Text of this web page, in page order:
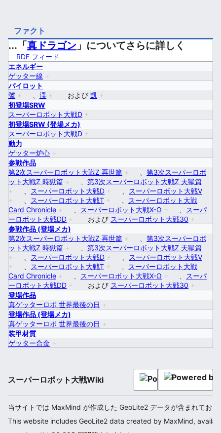
ファクト
...「真ドラゴン 」についてさらに詳しく
RDF フィード
エネルギー
ゲッター線 +
パイロット
號 + 渓 + および 凱 +
初登場SRW
スーパーロボット大戦D +
初登場SRW (登場メカ)
スーパーロボット大戦D +
動力
ゲッター炉心 +
参戦作品
第2次スーパーロボット大戦Z 再世篇 +
第3次スーパーロボ
ット大戦Z 時獄篇 +
第3次スーパーロボット大戦Z 天獄篇
+
スーパーロボット大戦D +
スーパーロボット大戦V
+
スーパーロボット大戦T +
スーパーロボット大戦
Card Chronicle + スーパーロボット大戦X-Ω +
スーパ
ーロボット大戦DD + および スーパーロボット大戦30 +
参戦作品 (登場メカ)
第2次スーパーロボット大戦Z 再世篇 +
第3次スーパーロボ
ット大戦Z 時獄篇 +
第3次スーパーロボット大戦Z 天獄篇
+
スーパーロボット大戦D +
スーパーロボット大戦V
+
スーパーロボット大戦T +
スーパーロボット大戦
Card Chronicle + スーパーロボット大戦X-Ω +
スーパ
ーロボット大戦DD + および スーパーロボット大戦30 +
登場作品
真ゲッターロボ 世界最後の日 +
登場作品 (登場メカ)
真ゲッターロボ 世界最後の日 +
装甲材質
ゲッター合金 +
スーパーロボット大戦Wiki
当サイトでは MaxMind が作成した GeoLite2 データが含まれてお
This website includes GeoLite2 data created by MaxMind,